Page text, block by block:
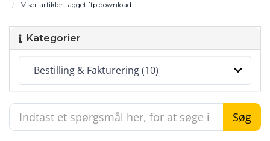
Viser artikler tagget ftp download
Kategorier